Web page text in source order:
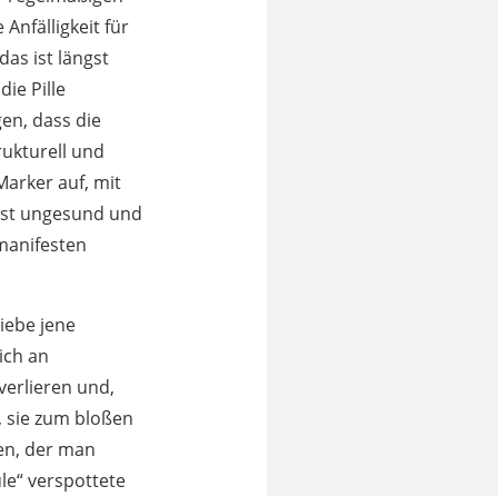
Anfälligkeit für
ist längst
Pille
dass die
und
auf, mit
ungesund und
jene
an
und,
zum bloßen
der man
verspottete